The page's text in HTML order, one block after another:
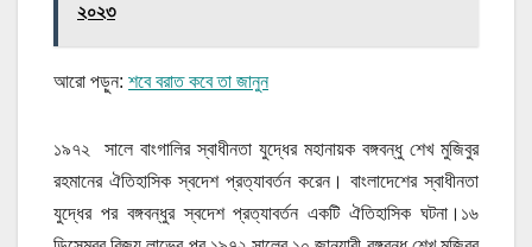
২০২৩
আরো পড়ুন: শবে বরাত কবে তা জানুন
১৯৭২ সালে বাংগালির স্বাধীনতা যুদ্ধের মহানায়ক বঙ্গবন্ধু শেখ মুজিবুর
রহমানের ঐতিহাসিক স্বদেশ প্রত্যাবর্তন করেন। বাংলাদেশের স্বাধীনতা
যুদ্ধের পর বঙ্গবন্ধুর স্বদেশ প্রত্যাবর্তন একটি ঐতিহাসিক ঘটনা।১৬